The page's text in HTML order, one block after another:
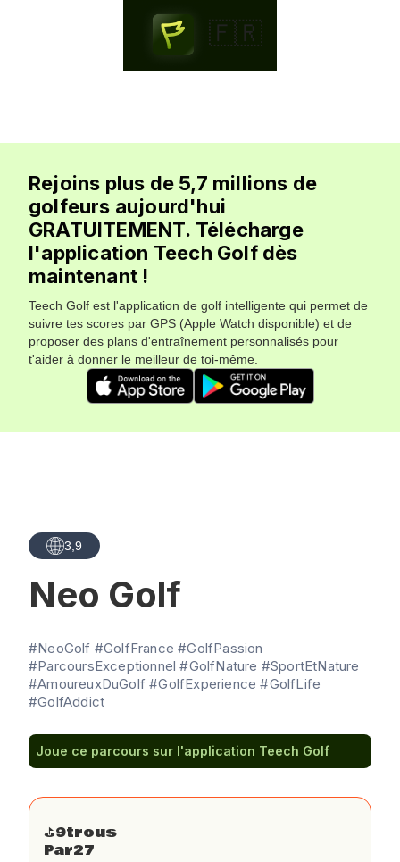
🇫🇷
Rejoins plus de 5,7 millions de
golfeurs aujourd'hui
GRATUITEMENT. Télécharge
l'application Teech Golf dès
maintenant !
Teech Golf est l'application de golf intelligente qui permet de
suivre tes scores par GPS (Apple Watch disponible) et de
proposer des plans d'entraînement personnalisés pour
t'aider à donner le meilleur de toi-même.
3,9
Neo Golf
#NeoGolf #GolfFrance #GolfPassion
#ParcoursExceptionnel #GolfNature #SportEtNature
#AmoureuxDuGolf #GolfExperience #GolfLife
#GolfAddict
Joue ce parcours sur l'application Teech Golf
⛳️9trous
Par27